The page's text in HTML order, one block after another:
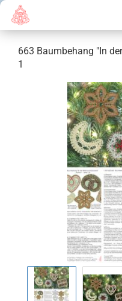
663 Baumbehang "In
1